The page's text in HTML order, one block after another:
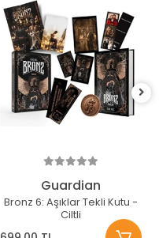
Guardian
Bronz 6: Aşıklar Tekli Kutu -
Ciltli